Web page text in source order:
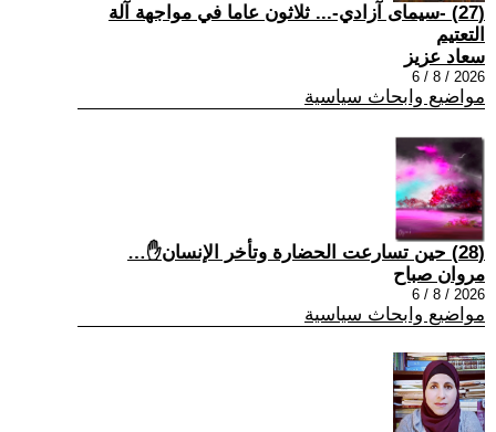
(27) -سيمای آزادي-... ثلاثون عاما في مواجهة آلة
التعتيم
سعاد عزيز
2026 / 8 / 6
مواضيع وابحاث سياسية
(28) حين تسارعت الحضارة وتأخر الإنسان✋…
مروان صباح
2026 / 8 / 6
مواضيع وابحاث سياسية